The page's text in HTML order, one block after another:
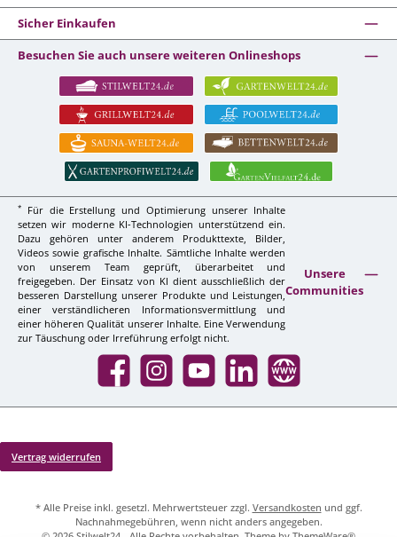
Sicher Einkaufen
Besuchen Sie auch unsere weiteren Onlineshops
*
Für die Erstellung und Optimierung unserer Inhalte
setzen wir moderne KI-Technologien unterstützend ein.
Dazu gehören unter anderem Produkttexte, Bilder,
Videos sowie grafische Inhalte. Sämtliche Inhalte werden
von unserem Team geprüft, überarbeitet und
freigegeben. Der Einsatz von KI dient ausschließlich der
besseren Darstellung unserer Produkte und Leistungen,
einer verständlicheren Informationsvermittlung und
einer höheren Qualität unserer Inhalte. Eine Verwendung
zur Täuschung oder Irreführung erfolgt nicht.
Unsere
Communities
Facebook InstagramYouTube LinkedIn Website
Vertrag widerrufen
* Alle Preise inkl. gesetzl. Mehrwertsteuer zzgl. Versandkosten und ggf.
Nachnahmegebühren, wenn nicht anders angegeben.